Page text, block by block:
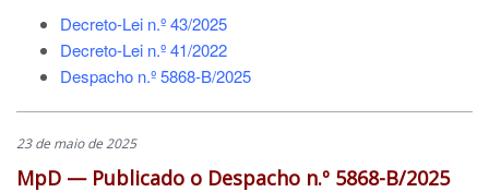
Decreto-Lei n.º 43/2025
Decreto-Lei n.º 41/2022
Despacho n.º 5868-B/2025
23 de maio de 2025
MpD — Publicado o Despacho n.º 5868-B/2025